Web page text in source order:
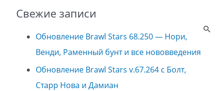
Свежие записи
Обновление Brawl Stars 68.250 — Нори,
Венди, Раменный бунт и все нововведения
Обновление Brawl Stars v.67.264 с Болт,
Старр Нова и Дамиан